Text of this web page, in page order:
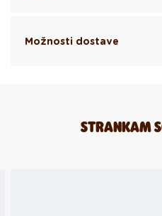
Možnosti dostave
STRANKAM